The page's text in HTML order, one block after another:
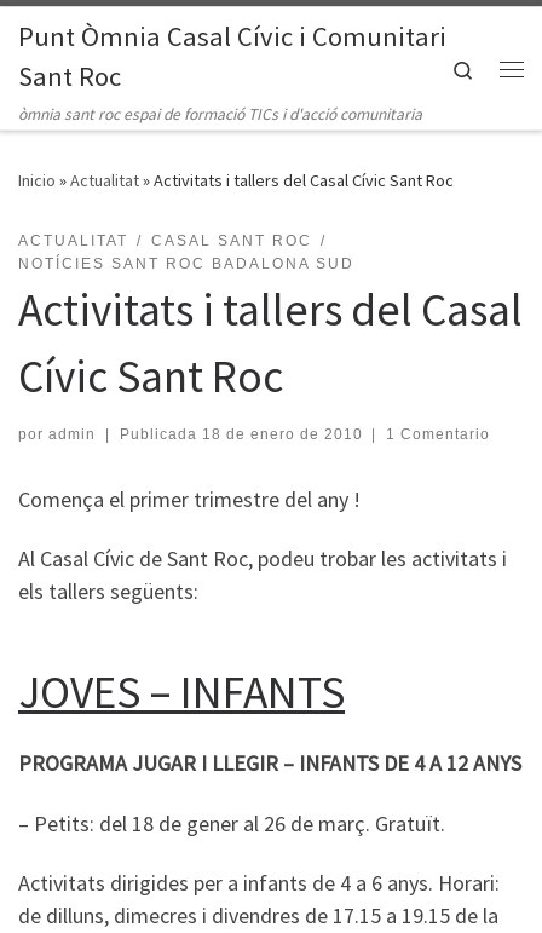
Saltar al contenido
Punt Òmnia Casal Cívic i Comunitari
Sant Roc
òmnia sant roc espai de formació TICs i d'acció comunitaria
Search
Inicio »Actualitat»Activitats i tallers del Casal Cívic Sant Roc
ACTUALITAT
CASAL SANT ROC
NOTÍCIES SANT ROC BADALONA SUD
Activitats i tallers del Casal
Cívic Sant Roc
por admin | Publicada 18 de enero de 2010 | 1 Comentario
Comença el primer trimestre del any !
Al Casal Cívic de Sant Roc, podeu trobar les activitats i
els tallers següents:
JOVES – INFANTS
PROGRAMA JUGAR I LLEGIR – INFANTS DE 4 A 12 ANYS
– Petits: del 18 de gener al 26 de març. Gratuït.
Activitats dirigides per a infants de 4 a 6 anys. Horari:
de dilluns, dimecres i divendres de 17.15 a 19.15 de la